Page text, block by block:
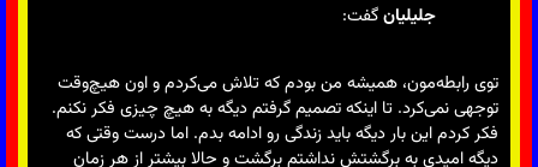
جلیلیانگفت:
توی رابطه‌مون، همیشه من بودم که تلاش می‌کردم و اون هیچ‌وقت
توجهی نمی‌کرد. تا اینکه تصمیم گرفتم دیگه به هیچ چیزی فکر نکنم.
فکر کردم این بار دیگه باید زندگی رو ادامه بدم. اما درست وقتی که
دیگه امیدی به برگشتش نداشتم برگشت و حالا بیشتر از هر زمان